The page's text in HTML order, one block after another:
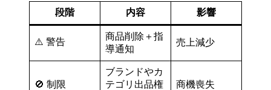
段階 内容 影響
⚠️ 警告
商品削除＋指
導通知
売上減少
🚫 制限
ブランドやカ
テゴリ出品権
商機喪失